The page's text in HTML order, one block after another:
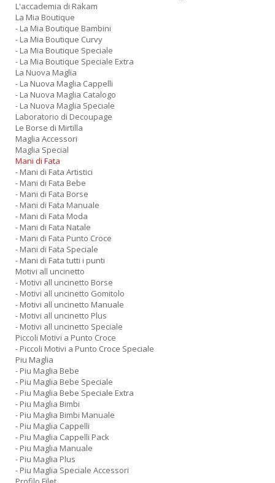
L'accademia di Rakam
La Mia Boutique
- La Mia Boutique Bambini
- La Mia Boutique Curvy
- La Mia Boutique Speciale
- La Mia Boutique Speciale Extra
La Nuova Maglia
- La Nuova Maglia Cappelli
- La Nuova Maglia Catalogo
- La Nuova Maglia Speciale
Laboratorio di Decoupage
Le Borse di Mirtilla
Maglia Accessori
Maglia Special
Mani di Fata
- Mani di Fata Artistici
- Mani di Fata Bebe
- Mani di Fata Borse
- Mani di Fata Manuale
- Mani di Fata Moda
- Mani di Fata Natale
- Mani di Fata Punto Croce
- Mani di Fata Speciale
- Mani di Fata tutti i punti
Motivi all uncinetto
- Motivi all uncinetto Borse
- Motivi all uncinetto Gomitolo
- Motivi all uncinetto Manuale
- Motivi all uncinetto Plus
- Motivi all uncinetto Speciale
Piccoli Motivi a Punto Croce
- Piccoli Motivi a Punto Croce Speciale
Piu Maglia
- Piu Maglia Bebe
- Piu Maglia Bebe Speciale
- Piu Maglia Bebe Speciale Extra
- Piu Maglia Bimbi
- Piu Maglia Bimbi Manuale
- Piu Maglia Cappelli
- Piu Maglia Cappelli Pack
- Piu Maglia Manuale
- Piu Maglia Plus
- Piu Maglia Speciale Accessori